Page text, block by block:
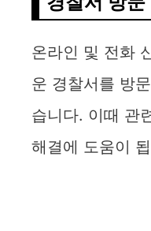
온라인 및 전화
운 경찰서를 방
습니다. 이때 관
해결에 도움이